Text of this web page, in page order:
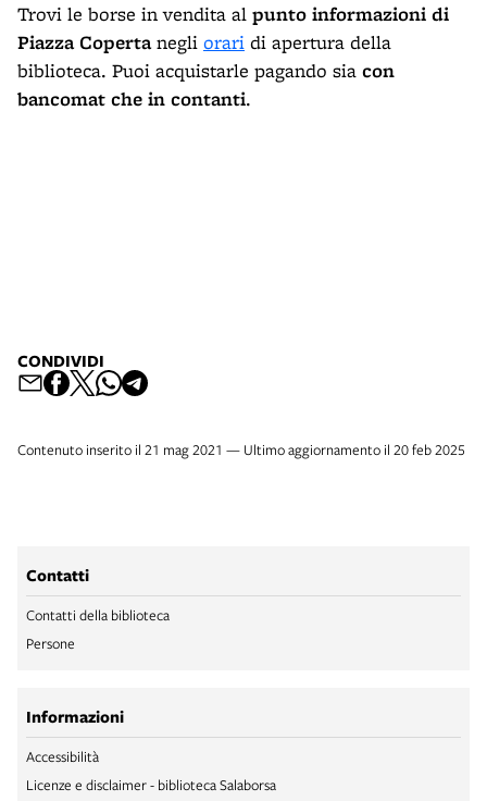
Trovi le borse in vendita al punto informazioni di
Piazza Copertanegli orari di apertura della
biblioteca. Puoi acquistarle pagando sia con
bancomat che in contanti.
CONDIVIDI
Contenuto inserito il 21 mag 2021 — Ultimo aggiornamento il 20 feb 2025
Contatti
Contatti della biblioteca
Persone
Informazioni
Accessibilità
Licenze e disclaimer - biblioteca Salaborsa